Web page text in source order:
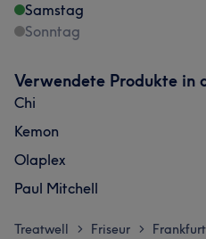
Samstag
Sonntag
Verwendete Produkte in
Chi
Kemon
Olaplex
Paul Mitchell
Treatwell > Friseur >